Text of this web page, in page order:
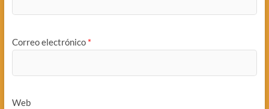
Correo electrónico *
Web